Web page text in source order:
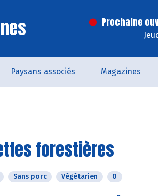
Prochaine
Paysans associés Magazines
forestières
Sans porc Végétarien 0